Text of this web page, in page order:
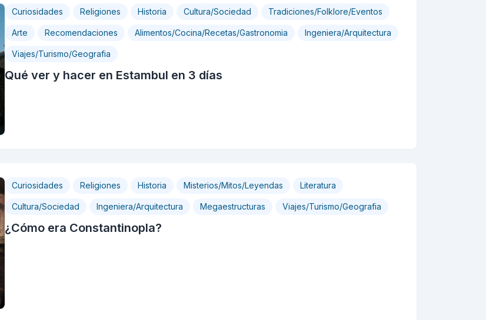
Curiosidades Religiones Historia Cultura/Sociedad Tradiciones/Folklore/Eventos
Arte Recomendaciones Alimentos/Cocina/Recetas/Gastronomia Ingeniera/Arquitectura
Viajes/Turismo/Geografia
Qué ver y hacer en Estambul en 3 días
Curiosidades Religiones Historia Misterios/Mitos/Leyendas Literatura
Cultura/Sociedad Ingeniera/Arquitectura Megaestructuras Viajes/Turismo/Geografia
¿Cómo era Constantinopla?